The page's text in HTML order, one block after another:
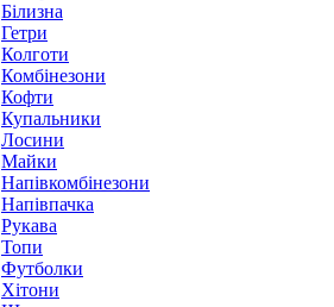
Білизна
Гетри
Колготи
Комбінезони
Кофти
Купальники
Лосини
Майки
Напівкомбінезони
Напівпачка
Рукава
Топи
Футболки
Хітони